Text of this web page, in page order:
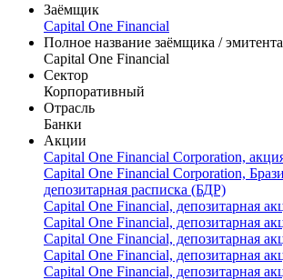
Заёмщик
Capital One Financial
Полное название заёмщика / эмитента
Capital One Financial
Сектор
Корпоративный
Отрасль
Банки
Акции
Capital One Financial Corporation,
Capital One Financial Corporation,
депозитарная расписка (БДР)
Capital One Financial, депозитарная
Capital One Financial, депозитарная
Capital One Financial, депозитарная
Capital One Financial, депозитарная
Capital One Financial, депозитарная